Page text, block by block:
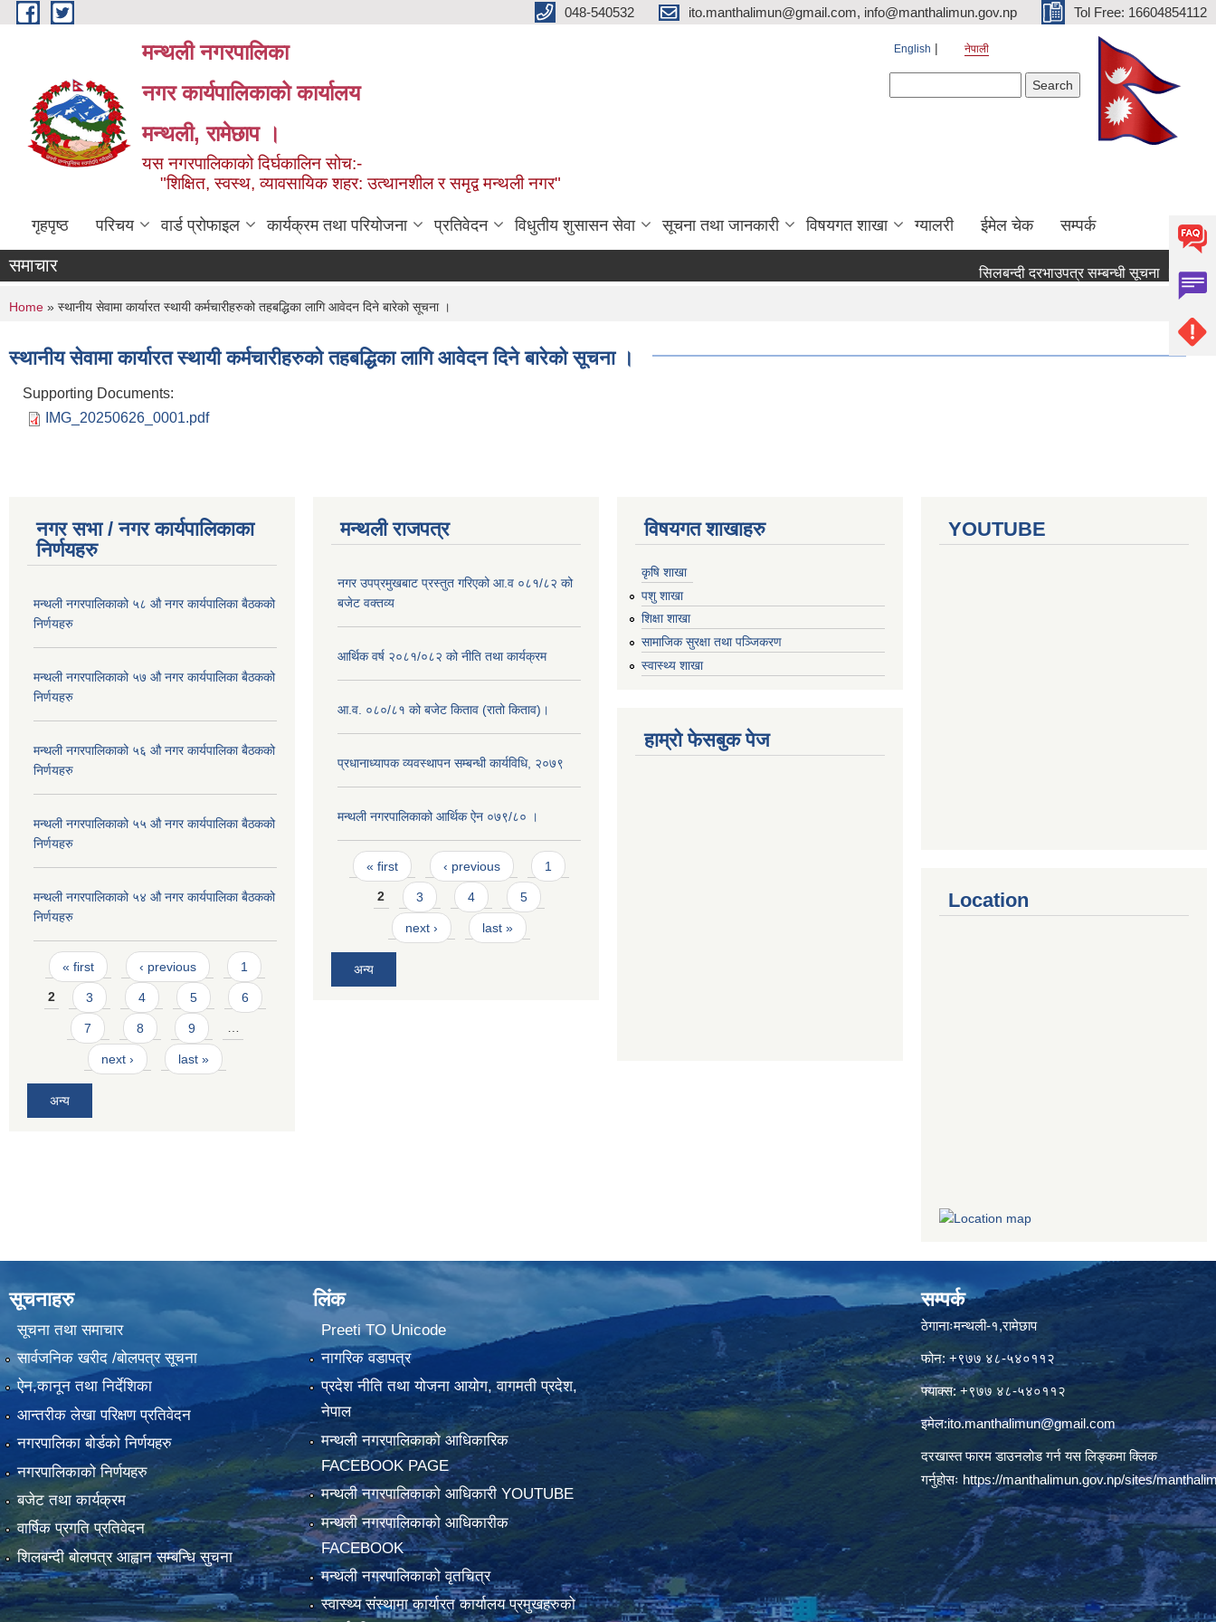
Skip to main content 048-540532 ito.manthalimun@gmail.com, info@manthalimun.gov.np Tol Free: 16604854112
मन्थली नगरपालिका
नगर कार्यपालिकाको कार्यालय
मन्थली, रामेछाप ।
यस नगरपालिकाको दिर्घकालिन सोच:-
"शिक्षित, स्वस्थ, व्यावसायिक शहर: उत्थानशील र समृद्व मन्थली नगर"
English नेपाली
गृहपृष्ठ परिचय वार्ड प्रोफाइल कार्यक्रम तथा परियोजना प्रतिवेदन विधुतीय शुसासन सेवा सूचना तथा जानकारी विषयगत शाखा ग्यालरी ईमेल चेक सम्पर्क
समाचार सिलबन्दी दरभाउपत्र सम्बन्धी सूचना ।
You are here
Home » स्थानीय सेवामा कार्यारत स्थायी कर्मचारीहरुको तहबद्धिका लागि आवेदन दिने बारेको सूचना ।
स्थानीय सेवामा कार्यारत स्थायी कर्मचारीहरुको तहबद्धिका लागि आवेदन दिने बारेको सूचना ।
Supporting Documents:
IMG_20250626_0001.pdf
नगर सभा / नगर कार्यपालिकाका
निर्णयहरु
मन्थली नगरपालिकाको ५८ औ नगर कार्यपालिका बैठकको
निर्णयहरु
मन्थली नगरपालिकाको ५७ औ नगर कार्यपालिका बैठकको
निर्णयहरु
मन्थली नगरपालिकाको ५६ औ नगर कार्यपालिका बैठकको
निर्णयहरु
मन्थली नगरपालिकाको ५५ औ नगर कार्यपालिका बैठकको
निर्णयहरु
मन्थली नगरपालिकाको ५४ औ नगर कार्यपालिका बैठकको
निर्णयहरु
Pages
« first ‹ previous 1
2 3 4 5 6
7 8 9 …
next › last »
अन्य
मन्थली राजपत्र
नगर उपप्रमुखबाट प्रस्तुत गरिएको आ.व ०८१/८२ को
बजेट वक्तव्य
आर्थिक वर्ष २०८१/०८२ को नीति तथा कार्यक्रम
आ.व. ०८०/८१ को बजेट किताव (रातो किताव)।
प्रधानाध्यापक व्यवस्थापन सम्बन्धी कार्यविधि, २०७९
मन्थली नगरपालिकाको आर्थिक ऐन ०७९/८० ।
Pages
« first ‹ previous 1
2 3 4 5
next › last »
अन्य
विषयगत शाखाहरु
कृषि शाखा
पशु शाखा
शिक्षा शाखा
सामाजिक सुरक्षा तथा पञ्जिकरण
स्वास्थ्य शाखा
हाम्रो फेसबुक पेज
YOUTUBE
Location
सूचनाहरु
सूचना तथा समाचार
सार्वजनिक खरीद /बोलपत्र सूचना
ऐन,कानून तथा निर्देशिका
आन्तरीक लेखा परिक्षण प्रतिवेदन
नगरपालिका बोर्डको निर्णयहरु
नगरपालिकाको निर्णयहरु
बजेट तथा कार्यक्रम
वार्षिक प्रगति प्रतिवेदन
शिलबन्दी बोलपत्र आह्वान सम्बन्धि सुचना
लिंक
Preeti TO Unicode
नागरिक वडापत्र
प्रदेश नीति तथा योजना आयोग, वागमती प्रदेश,
नेपाल
मन्थली नगरपालिकाको आधिकारिक
FACEBOOK PAGE
मन्थली नगरपालिकाको आधिकारी YOUTUBE
मन्थली नगरपालिकाको आधिकारीक
FACEBOOK
मन्थली नगरपालिकाको वृतचित्र
स्वास्थ्य संस्थामा कार्यारत कार्यालय प्रमुखहरुको
सम्पर्क
ठेगानाःमन्थली-१,रामेछाप
फोन: +९७७ ४८-५४०११२
फ्याक्स: +९७७ ४८-५४०११२
इमेल:ito.manthalimun@gmail.com
दरखास्त फारम डाउनलोड गर्न यस लिङ्कमा क्लिक
गर्नुहोसः https://manthalimun.gov.np/sites/